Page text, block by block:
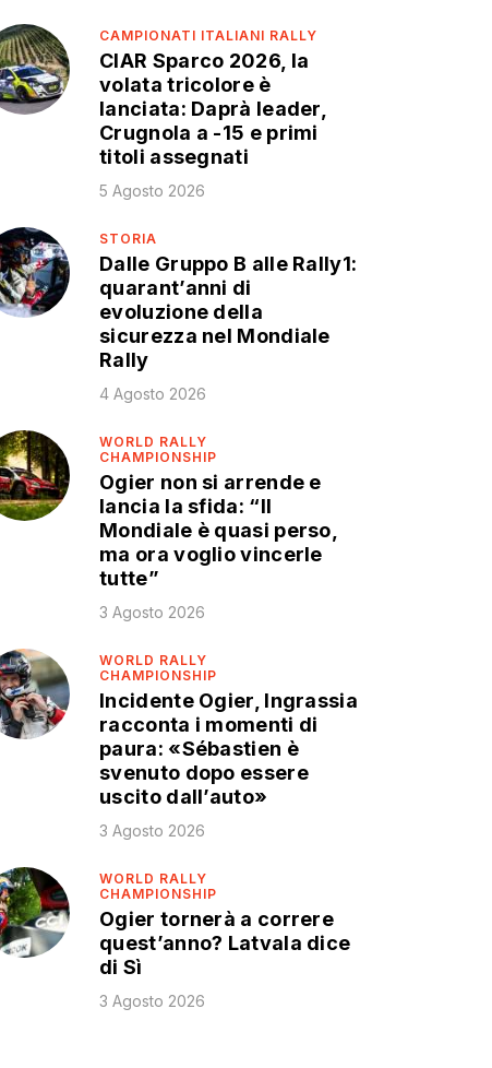
CAMPIONATI ITALIANI RALLY
CIAR Sparco 2026, la
volata tricolore è
lanciata: Daprà leader,
Crugnola a -15 e primi
titoli assegnati
5 Agosto 2026
STORIA
Dalle Gruppo B alle Rally1:
quarant’anni di
evoluzione della
sicurezza nel Mondiale
Rally
4 Agosto 2026
WORLD RALLY
CHAMPIONSHIP
Ogier non si arrende e
lancia la sfida: “Il
Mondiale è quasi perso,
ma ora voglio vincerle
tutte”
3 Agosto 2026
WORLD RALLY
CHAMPIONSHIP
Incidente Ogier, Ingrassia
racconta i momenti di
paura: «Sébastien è
svenuto dopo essere
uscito dall’auto»
3 Agosto 2026
WORLD RALLY
CHAMPIONSHIP
Ogier tornerà a correre
quest’anno? Latvala dice
di Sì
3 Agosto 2026